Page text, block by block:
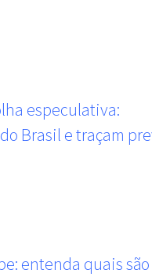
especulativa:
Brasil e traçam
entenda quais são